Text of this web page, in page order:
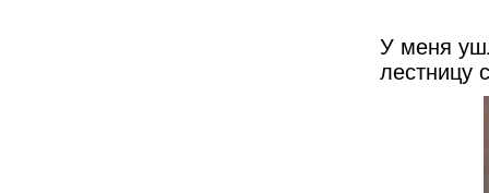
У меня
лестницу